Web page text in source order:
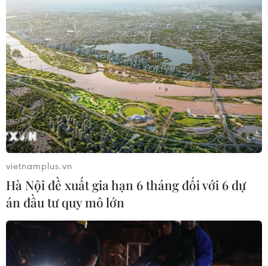
thống Duterte từng tuyên bố sẵn sàng yêu cầu quân đội
Mỹ rút khỏi các căn cứ của nước này.
vietnamplus.vn
Hà Nội đề xuất gia hạn 6 tháng đối với 6 dự
án đầu tư quy mô lớn